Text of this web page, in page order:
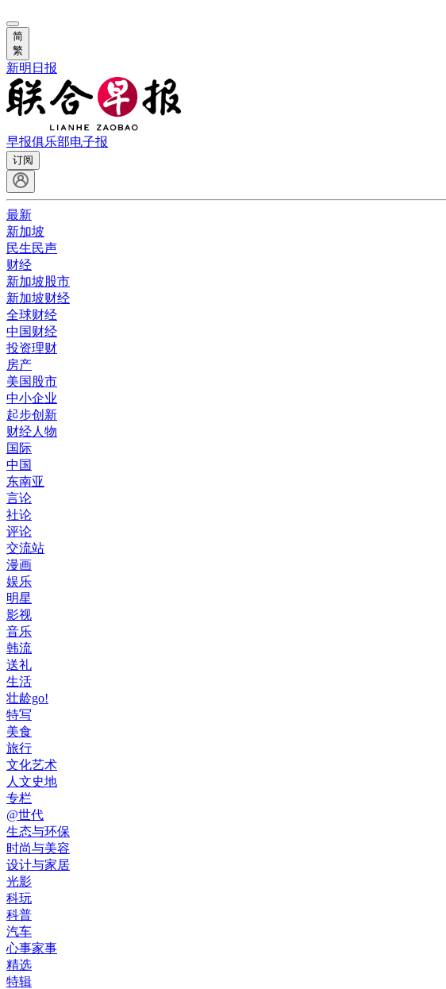
简
繁
新明日报
早报俱乐部电子报
订阅
最新
新加坡
民生民声
财经
新加坡股市
新加坡财经
全球财经
中国财经
投资理财
房产
美国股市
中小企业
起步创新
财经人物
国际
中国
东南亚
言论
社论
评论
交流站
漫画
娱乐
明星
影视
音乐
韩流
送礼
生活
壮龄go!
特写
美食
旅行
文化艺术
人文史地
专栏
@世代
生态与环保
时尚与美容
设计与家居
光影
科玩
科普
汽车
心事家事
精选
特辑